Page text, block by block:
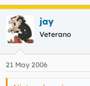
jay
Veterano
21 May 2006